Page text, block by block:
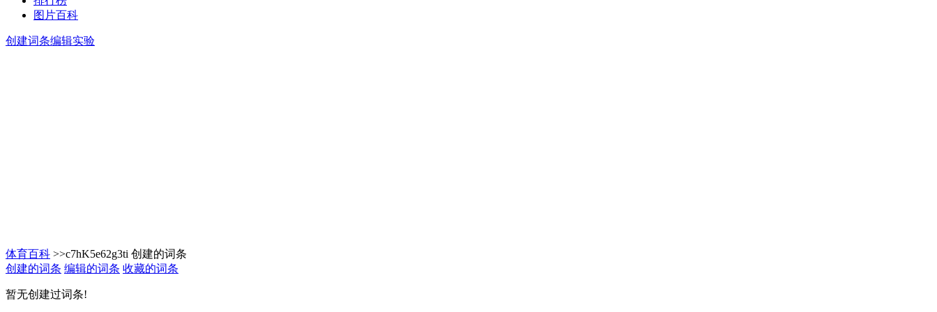
图片百科
创建词条编辑实验
体育百科 >>c7hK5e62g3ti 创建的词条
创建的词条 编辑的词条 收藏的词条
暂无创建过词条!